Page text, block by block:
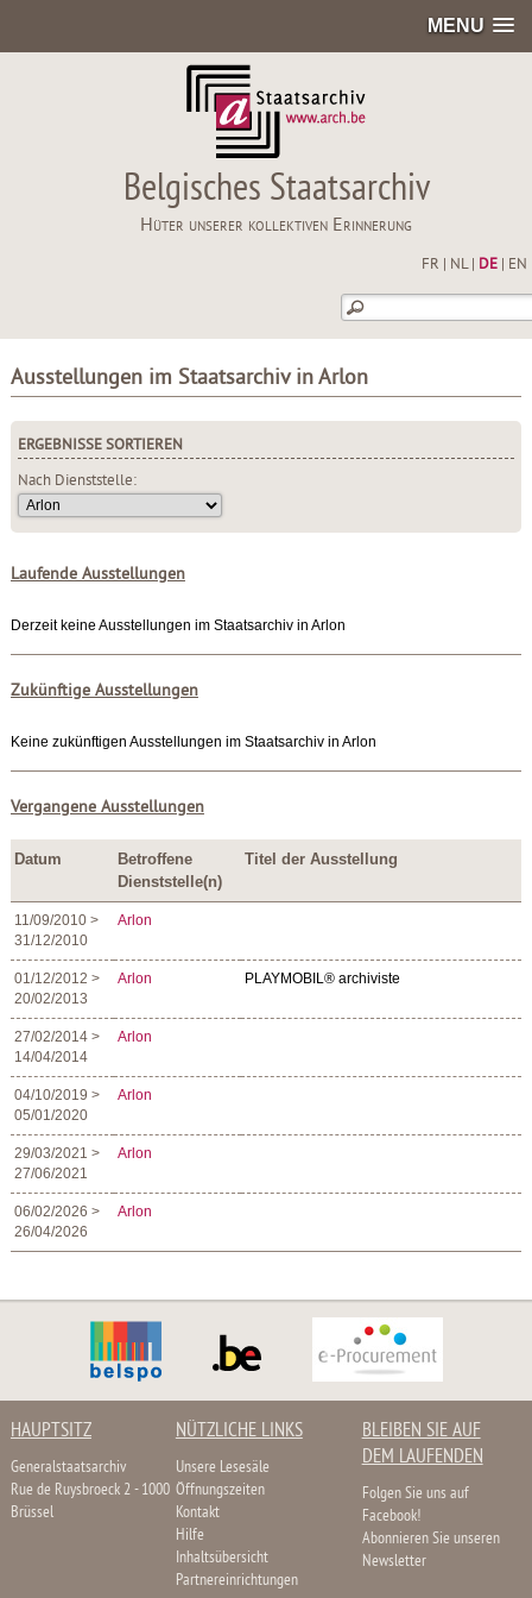
MENU
Belgisches Staatsarchiv
Hüter unserer kollektiven Erinnerung
FR NL| DE| EN
Ausstellungen im Staatsarchiv in Arlon
ERGEBNISSE SORTIEREN
Nach Dienststelle:
Laufende Ausstellungen
Derzeit keine Ausstellungen im Staatsarchiv in Arlon
Zukünftige Ausstellungen
Keine zukünftigen Ausstellungen im Staatsarchiv in Arlon
Vergangene Ausstellungen
Datum
Betroffene
Dienststelle(n)
Titel der Ausstellung
11/09/2010 >
31/12/2010
Arlon
01/12/2012 >
20/02/2013
Arlon PLAYMOBIL® archiviste
27/02/2014 >
14/04/2014
Arlon
04/10/2019 >
05/01/2020
Arlon
29/03/2021 >
27/06/2021
Arlon
06/02/2026 >
26/04/2026
Arlon
HAUPTSITZ
Generalstaatsarchiv
Rue de Ruysbroeck 2 - 1000
Brüssel
NÜTZLICHE LINKS
Unsere Lesesäle
Öffnungszeiten
Kontakt
Hilfe
Inhaltsübersicht
Partnereinrichtungen
BLEIBEN SIE AUF
DEM LAUFENDEN
Folgen Sie uns auf
Facebook!
Abonnieren Sie unseren
Newsletter